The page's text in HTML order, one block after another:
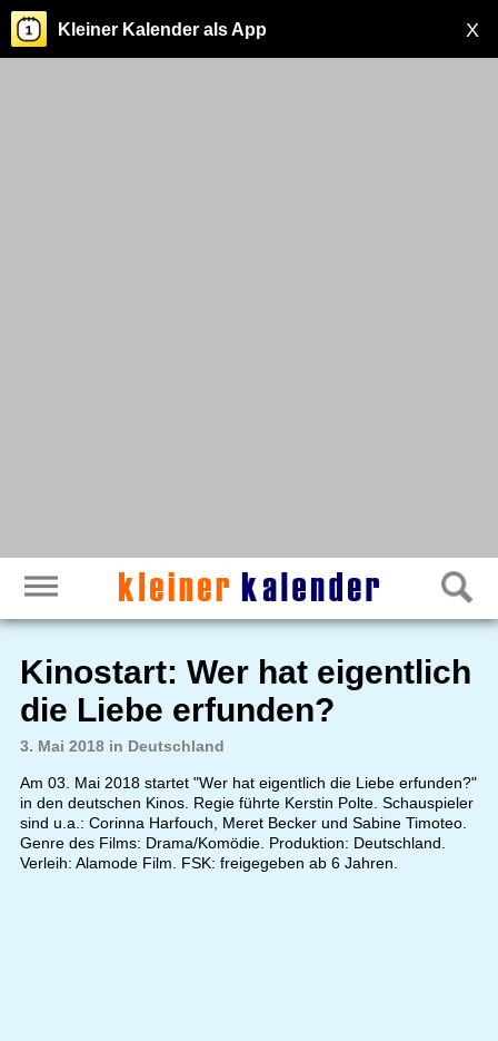
X
Kleiner Kalender als App
Kinostart: Wer hat eigentlich
die Liebe erfunden?
3. Mai 2018 in Deutschland
Am 03. Mai 2018 startet "Wer hat eigentlich die Liebe erfunden?"
in den deutschen Kinos. Regie führte Kerstin Polte. Schauspieler
sind u.a.: Corinna Harfouch, Meret Becker und Sabine Timoteo.
Genre des Films: Drama/Komödie. Produktion: Deutschland.
Verleih: Alamode Film. FSK: freigegeben ab 6 Jahren.